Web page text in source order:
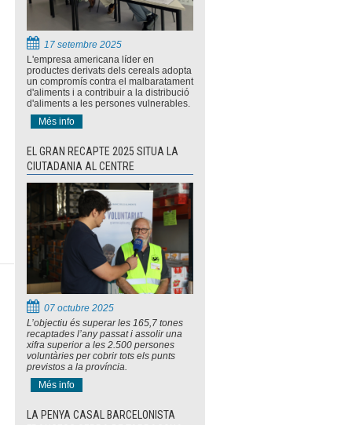
17 setembre 2025
L'empresa americana líder en
productes derivats dels cereals adopta
un compromís contra el malbaratament
d'aliments i a contribuir a la distribució
d'aliments a les persones vulnerables.
Més info
EL GRAN RECAPTE 2025 SITUA LA
CIUTADANIA AL CENTRE
07 octubre 2025
L’objectiu és superar les 165,7 tones
recaptades l’any passat i assolir una
xifra superior a les 2.500 persones
voluntàries per cobrir tots els punts
previstos a la província.
Més info
LA PENYA CASAL BARCELONISTA